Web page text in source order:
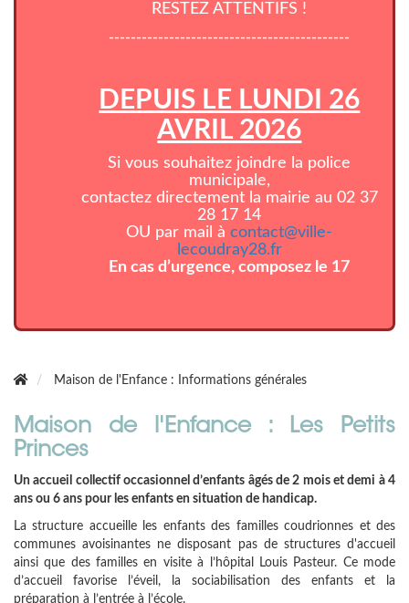
RESTEZ ATTENTIFS !
--------------------------------------------
DEPUIS LE LUNDI 26
AVRIL 2026
Si vous souhaitez joindre la police
municipale,
contactez directement la mairie au 02 37
28 17 14
OU par mail àcontact@ville-
lecoudray28.fr
En cas d’urgence, composez le 17
Maison de l'Enfance : Informations générales
Maison de l'Enfance : Les Petits
Princes
Un accueil collectif occasionnel d’enfants âgés de 2 mois et demi à 4
ans ou 6 ans pour les enfants en situation de handicap.
La structure accueille les enfants des familles coudrionnes et des
communes avoisinantes ne disposant pas de structures d'accueil
ainsi que des familles en visite à l’hôpital Louis Pasteur. Ce mode
d’accueil favorise l’éveil, la sociabilisation des enfants et la
préparation à l’entrée à l’école.